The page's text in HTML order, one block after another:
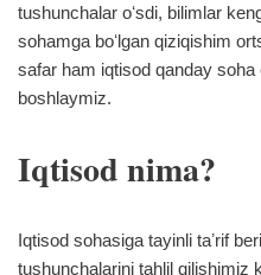
tushunchalar oʻsdi, bilimlar
sohamga boʻlgan qiziqishim
safar ham iqtisod qanday
boshlaymiz.
Iqtisod nima?
Iqtisod sohasiga tayinli taʼrif
tushunchalarini tahlil qilishimiz